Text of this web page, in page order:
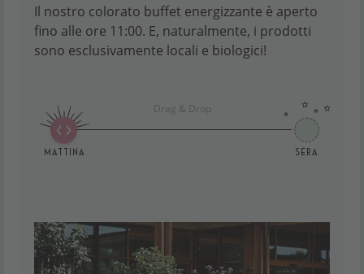
Il nostro colorato buffet energizzante è aperto
fino alle ore 11:00. E, naturalmente, i prodotti
sono esclusivamente locali e biologici!
Mattina
Drag & Drop
Sera